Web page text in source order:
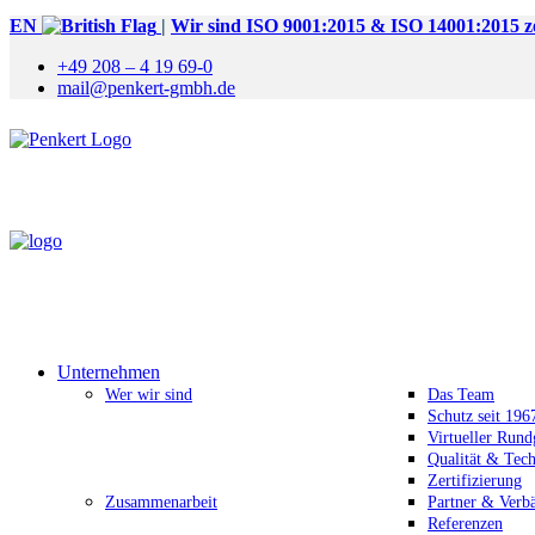
EN | Wir sind ISO 9001:2015 & ISO 14001:2015
+49 208 – 4 19 69-0
mail@penkert-gmbh.de
Unternehmen
Wer wir sind
Das Team
Schutz seit
Virtueller
Qualität &
Zertifizierung
Zusammenarbeit
Partner &
Referenzen